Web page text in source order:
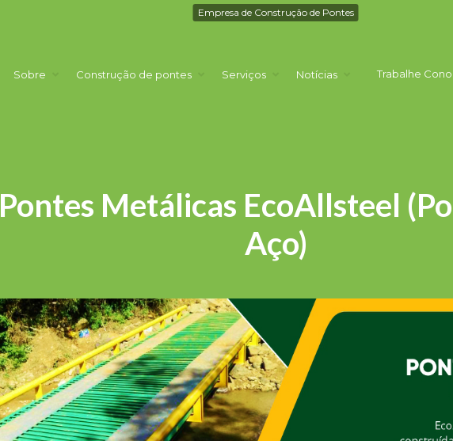
Empresa de Construção de Pontes
Sobre Construção de pontes Serviços Notícias Trabalhe
Pontes Metálicas EcoAllsteel
Aço)